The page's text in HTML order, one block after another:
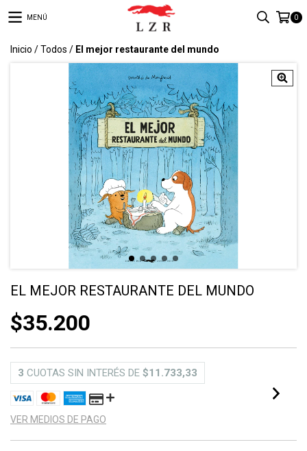
MENÚ 0
Inicio /Todos / El mejor restaurante del mundo
EL MEJOR RESTAURANTE DEL MUNDO
$35.200
3 CUOTAS SIN INTERÉS DE $11.733,33
VER MEDIOS DE PAGO